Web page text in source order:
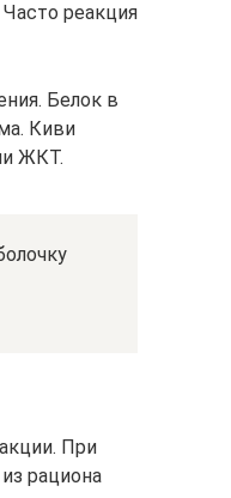
реакция
Белок в
Киви
ЖКТ.
При
рациона